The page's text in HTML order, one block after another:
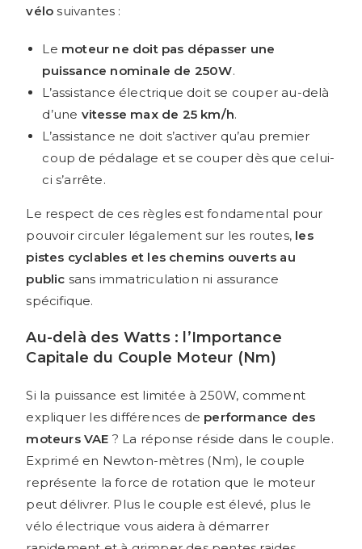
vélo suivantes :
Le moteur ne doit pas dépasser une
puissance nominale de 250W.
L’assistance électrique doit se couper au-delà
d’une vitesse max de 25 km/h.
L’assistance ne doit s’activer qu’au premier
coup de pédalage et se couper dès que celui-
ci s’arrête.
Le respect de ces règles est fondamental pour
pouvoir circuler légalement sur les routes, les
pistes cyclables et les chemins ouverts au
public sans immatriculation ni assurance
spécifique.
Au-delà des Watts : l’Importance
Capitale du Couple Moteur (Nm)
Si la puissance est limitée à 250W, comment
expliquer les différences de performance des
moteurs VAE ? La réponse réside dans le couple.
Exprimé en Newton-mètres (Nm), le couple
représente la force de rotation que le moteur
peut délivrer. Plus le couple est élevé, plus le
vélo électrique vous aidera à démarrer